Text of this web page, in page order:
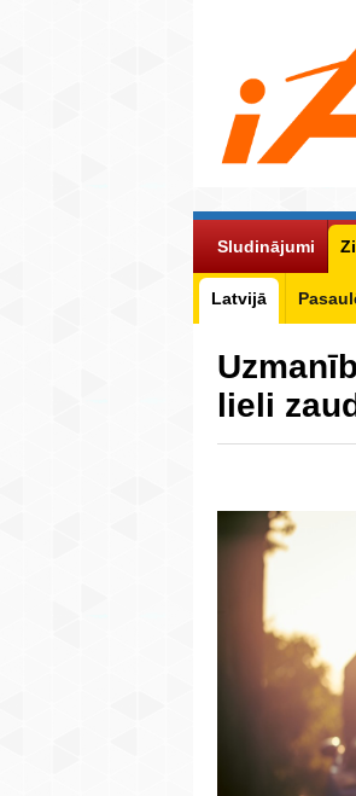
Sludinājumi
Latvijā
lieli